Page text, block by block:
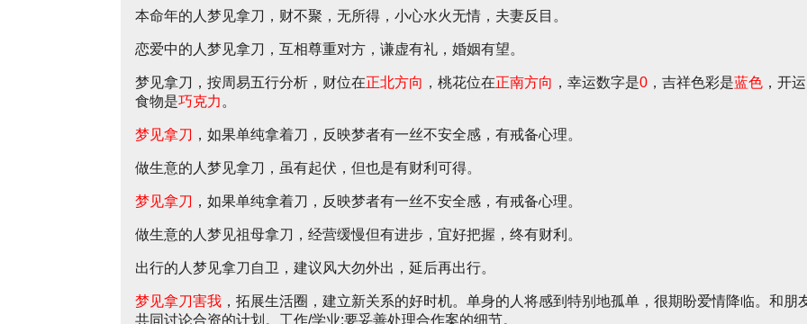
本命年的人梦见拿刀，财不聚，无所得，小心水火无情，夫妻反目。
恋爱中的人梦见拿刀，互相尊重对方，谦虚有礼，婚姻有望。
梦见拿刀，按周易五行分析，财位在正北方向 ，桃花位在正南方向 ，幸运数字是0 ，吉祥色彩是蓝色 ，开运
食物是巧克力 。
梦见拿刀 ，如果单纯拿着刀，反映梦者有一丝不安全感，有戒备心理。
做生意的人梦见拿刀，虽有起伏，但也是有财利可得。
梦见拿刀 ，如果单纯拿着刀，反映梦者有一丝不安全感，有戒备心理。
做生意的人梦见祖母拿刀，经营缓慢但有进步，宜好把握，终有财利。
出行的人梦见拿刀自卫，建议风大勿外出，延后再出行。
梦见拿刀害我 ，拓展生活圈，建立新关系的好时机。单身的人将感到特别地孤单，很期盼爱情降临。和朋
共同讨论合资的计划。工作/学业:要妥善处理合作案的细节。